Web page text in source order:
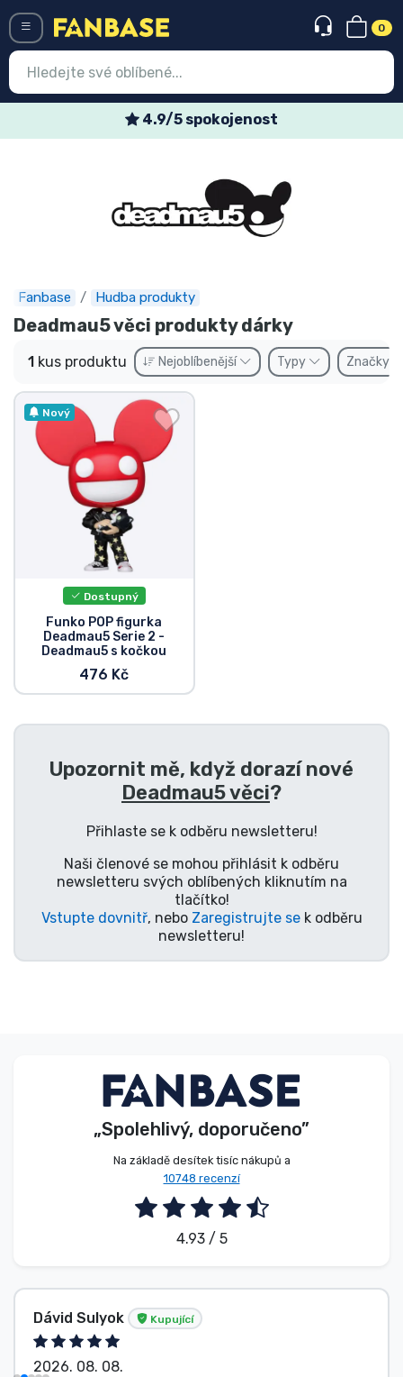
0
4.9/5 spokojenost
Fanbase Hudba produkty
Deadmau5 věci produkty dárky
1 kus produktu Nejoblíbenější Typy Značky
Nový
Dostupný
Funko POP figurka
Deadmau5 Serie 2 -
Deadmau5 s kočkou
476 Kč
Upozornit mě, když dorazí nové
Deadmau5 věci?
Přihlaste se k odběru newsletteru!
Naši členové se mohou přihlásit k odběru
newsletteru svých oblíbených kliknutím na
tlačítko!
Vstupte dovnitř, nebo Zaregistrujte sek odběru
newsletteru!
„Spolehlivý, doporučeno”
Na základě desítek tisíc nákupů a
10748 recenzí
4.93 / 5
Dávid Sulyok Kupující
2026. 08. 08.
Nejnovější věci
Expresní doručení
Předobjednat
Outlet produkty
Doprava a platba
Seriálové věci
Filmové věci
Úžasné věci
Anime věci
Hráčské věci
Sportovní věci
Hudební věci
Typy produktů
Značky